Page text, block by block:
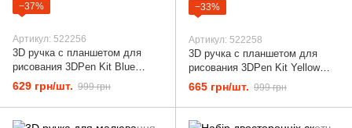
−37%
Артикул: 522256
3D ручка с планшетом для
рисования 3DPen Kit Blue
(ножницы, защита для
пальцев, 100 м. PLA пластика)
629 грн/шт. 999 грн
−33%
Артикул: 522258
3D ручка с планшетом для
рисования 3DPen Kit Yellow
(ножницы, защита для
пальцев, 100 м. PLA пластика)
665 грн/шт. 999 грн